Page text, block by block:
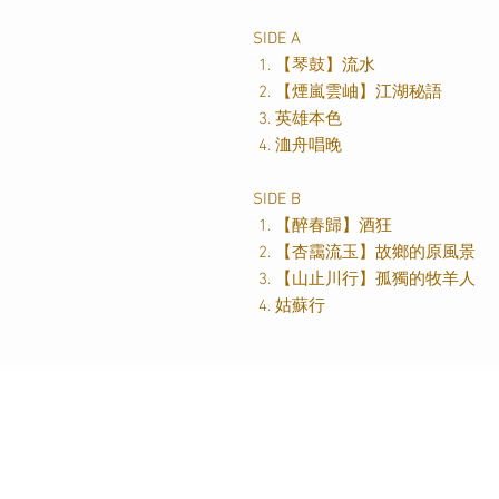
SIDE A
【琴鼓】流水
【煙嵐雲岫】江湖秘語
英雄本色
洫舟唱晚
SIDE B
【醉春歸】酒狂
【杏靄流玉】故鄉的原風景
【山止川行】孤獨的牧羊人
姑蘇行